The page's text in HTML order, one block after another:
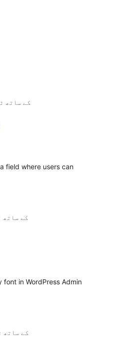
4.9.30 کے
field where users can
5.1.23 کے
in WordPress Admin
6.2.10 کے